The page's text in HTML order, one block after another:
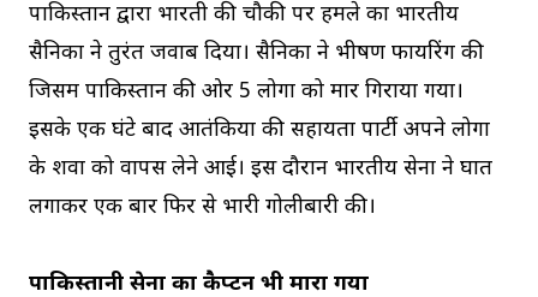
पाकिस्तान द्वारा भारती की चौकी पर हमले का भारतीय
सैनिकों ने तुरंत जवाब दिया। सैनिकों ने भीषण फायरिंग की
जिसमें पाकिस्तान की ओर 5 लोगों को मार गिराया गया।
इसके एक घंटे बाद आतंकियों की सहायता पार्टी अपने लोगों
के शवों को वापस लेने आई। इस दौरान भारतीय सेना ने घात
लगाकर एक बार फिर से भारी गोलीबारी की।
पाकिस्तानी सेना का कैप्टन भी मारा गया